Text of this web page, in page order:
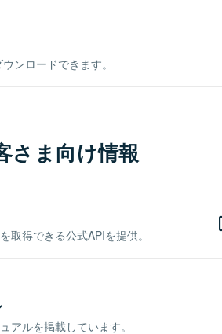
ンロードできます。
さま向け情報
取得できる公式APIを提供。
アルを掲載しています。